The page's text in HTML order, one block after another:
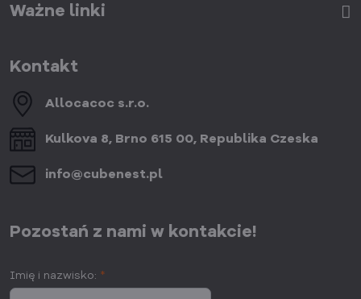
Ważne linki
Kontakt
Allocacoc s​.r​.o​.
Kulkova 8, Brno 615 00, Republika Czeska
info​@cubenest​.pl
Pozostań z nami w kontakcie!
Imię i nazwisko: *